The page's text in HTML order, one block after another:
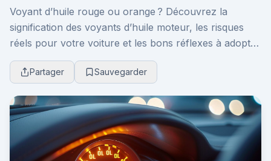
Voyant d’huile rouge ou orange ? Découvrez la
signification des voyants d’huile moteur, les risques
réels pour votre voiture et les bons réflexes à adopter
pour éviter une panne coûteuse et préserver ...
Partager Sauvegarder